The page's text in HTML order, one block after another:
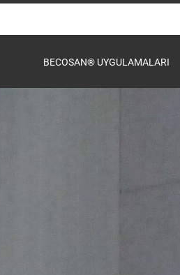
BECOSAN® UYGULAMALARI